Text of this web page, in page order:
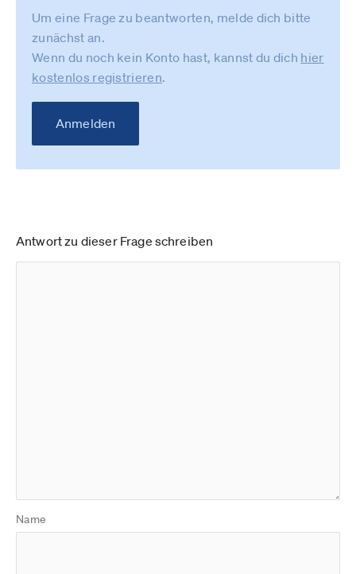
Um eine Frage zu beantworten, melde dich bitte
zunächst an.
Wenn du noch kein Konto hast, kannst du dich hier
kostenlos registrieren.
Anmelden
Antwort zu dieser Frage schreiben
Name